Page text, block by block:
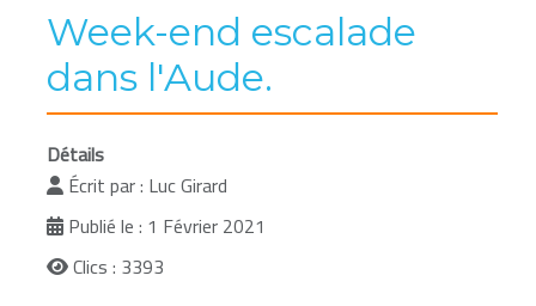
Week-end escalade
dans l'Aude.
Détails
Écrit par : Luc Girard
Publié le : 1 Février 2021
Clics : 3393